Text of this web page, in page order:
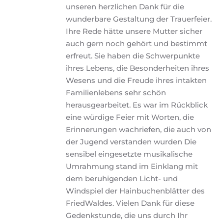
unseren herzlichen Dank für die
wunderbare Gestaltung der Trauerfeier.
Ihre Rede hätte unsere Mutter sicher
auch gern noch gehört und bestimmt
erfreut. Sie haben die Schwerpunkte
ihres Lebens, die Besonderheiten ihres
Wesens und die Freude ihres intakten
Familienlebens sehr schön
herausgearbeitet. Es war im Rückblick
eine würdige Feier mit Worten, die
Erinnerungen wachriefen, die auch von
der Jugend verstanden wurden Die
sensibel eingesetzte musikalische
Umrahmung stand im Einklang mit
dem beruhigenden Licht- und
Windspiel der Hainbuchenblätter des
FriedWaldes. Vielen Dank für diese
Gedenkstunde, die uns durch Ihr